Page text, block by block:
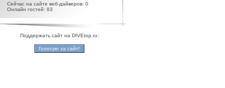
Сейчас на сайте веб-дайверов: 0
Онлайн гостей: 83
Поддержать сайт на DIVEtop.ru: